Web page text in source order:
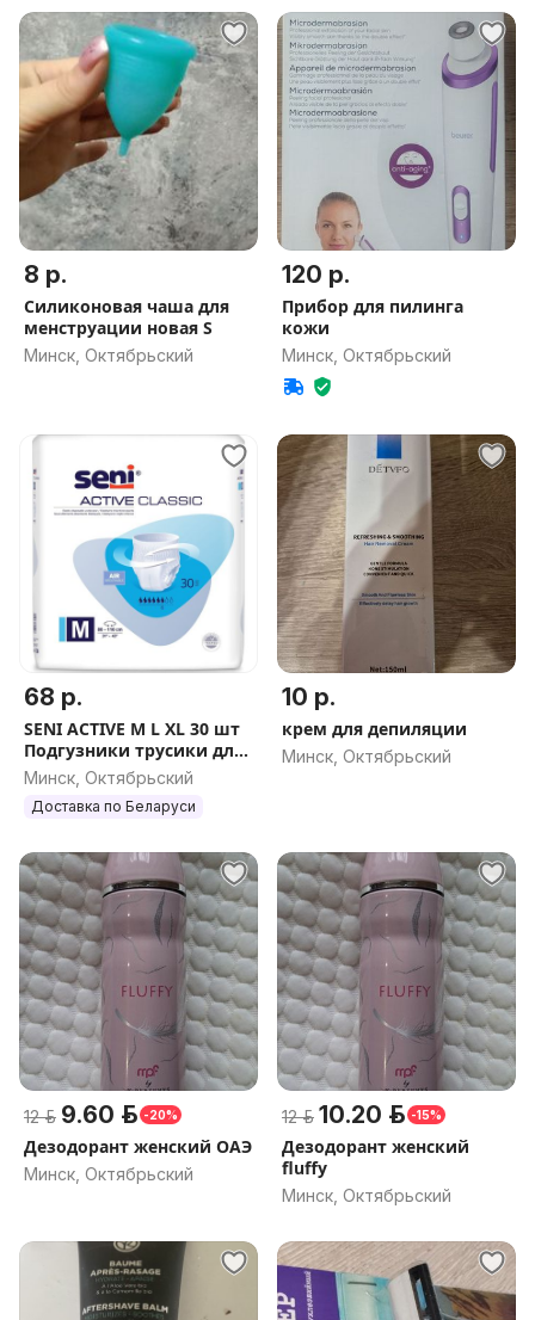
8 р.
Силиконовая чаша для
менструации новая S
Минск, Октябрьский
120 р.
Прибор для пилинга
кожи
Минск, Октябрьский
68 р.
SENI ACTIVE M L XL 30 шт
Подгузники трусики для
взрослых ЧЕК И КОПИЯ
Минск, Октябрьский
Доставка по Беларуси
10 р.
крем для депиляции
Минск, Октябрьский
12 р. 9.60 р. -20%
Дезодорант женский ОАЭ
Минск, Октябрьский
12 р. 10.20 р. -15%
Дезодорант женский
fluffy
Минск, Октябрьский